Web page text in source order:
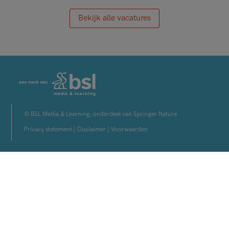
Bekijk alle vacatures
© BSL Media & Learning, onderdeel van Springer Nature
Privacy statement | Disclaimer | Voorwaarden